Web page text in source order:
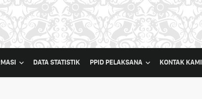
DATA STATISTIK PPID PELAKSANA KONTAK KAMI